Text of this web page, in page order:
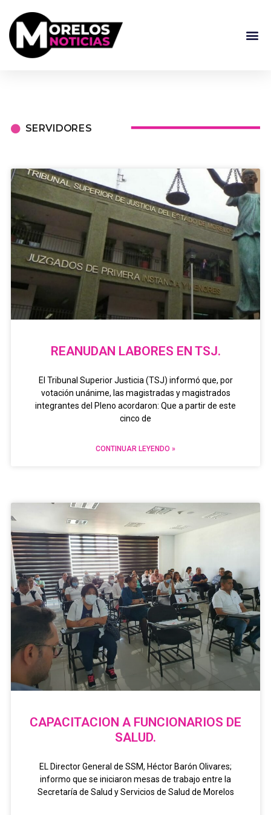
SERVIDORES
REANUDAN LABORES EN TSJ.
El Tribunal Superior Justicia (TSJ) informó que, por
votación unánime, las magistradas y magistrados
integrantes del Pleno acordaron: Que a partir de este
cinco de
CONTINUAR LEYENDO »
CAPACITACION A FUNCIONARIOS DE
SALUD.
EL Director General de SSM, Héctor Barón Olivares;
informo que se iniciaron mesas de trabajo entre la
Secretaría de Salud y Servicios de Salud de Morelos